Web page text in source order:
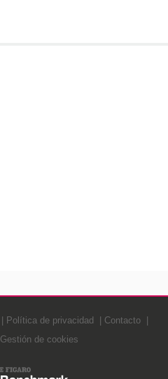
Política de privacidad
Contacto
Gestión de cookies